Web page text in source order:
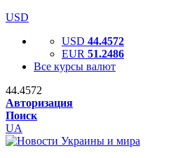
USD
USD 44.4572
EUR 51.2486
Все курсы валют
44.4572
Авторизация
Поиск
UA